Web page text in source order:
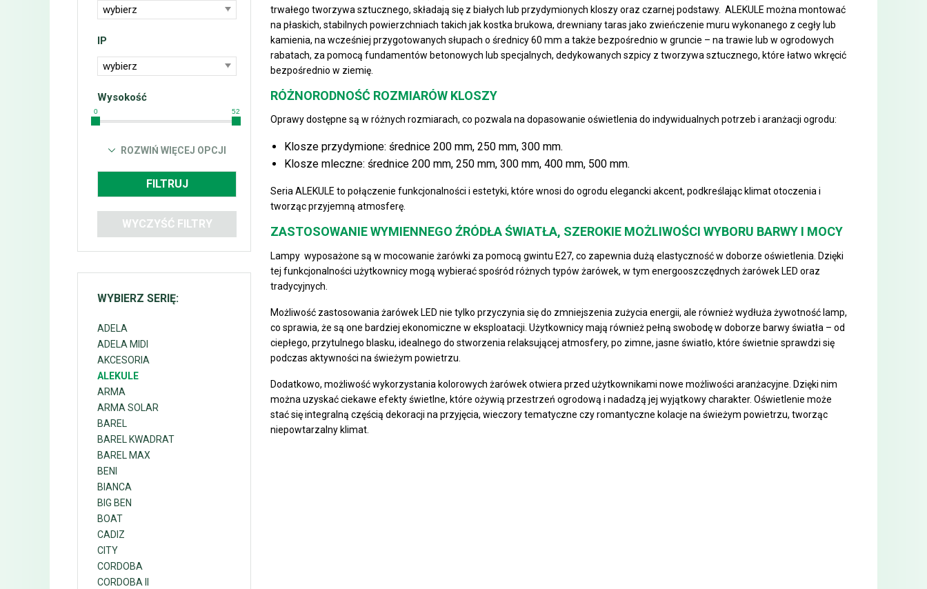
wybierz
IP
wybierz
Wysokość
0 52
ROZWIŃ WIĘCEJ OPCJI
FILTRUJ
WYCZYŚĆ FILTRY
WYBIERZ SERIĘ:
ADELA
ADELA MIDI
AKCESORIA
ALEKULE
ARMA
ARMA SOLAR
BAREL
BAREL KWADRAT
BAREL MAX
BENI
BIANCA
BIG BEN
BOAT
CADIZ
CITY
CORDOBA
CORDOBA II
trwałego tworzywa sztucznego, składają się z białych lub przydymionych kloszy oraz czarnej podstawy. ALEKULE można montować
na płaskich, stabilnych powierzchniach takich jak kostka brukowa, drewniany taras jako zwieńczenie muru wykonanego z cegły lub
kamienia, na wcześniej przygotowanych słupach o średnicy 60 mm a także bezpośrednio w gruncie – na trawie lub w ogrodowych
rabatach, za pomocą fundamentów betonowych lub specjalnych, dedykowanych szpicy z tworzywa sztucznego, które łatwo wkręcić
bezpośrednio w ziemię.
RÓŻNORODNOŚĆ ROZMIARÓW KLOSZY
Oprawy dostępne są w różnych rozmiarach, co pozwala na dopasowanie oświetlenia do indywidualnych potrzeb i aranżacji ogrodu:
Klosze przydymione: średnice 200 mm, 250 mm, 300 mm.
Klosze mleczne: średnice 200 mm, 250 mm, 300 mm, 400 mm, 500 mm.
Seria ALEKULE to połączenie funkcjonalności i estetyki, które wnosi do ogrodu elegancki akcent, podkreślając klimat otoczenia i
tworząc przyjemną atmosferę.
ZASTOSOWANIE WYMIENNEGO ŹRÓDŁA ŚWIATŁA, SZEROKIE MOŻLIWOŚCI WYBORU BARWY I MOCY
Lampy wyposażone są w mocowanie żarówki za pomocą gwintu E27, co zapewnia dużą elastyczność w doborze oświetlenia. Dzięki
tej funkcjonalności użytkownicy mogą wybierać spośród różnych typów żarówek, w tym energooszczędnych żarówek LED oraz
tradycyjnych.
Możliwość zastosowania żarówek LED nie tylko przyczynia się do zmniejszenia zużycia energii, ale również wydłuża żywotność lamp,
co sprawia, że są one bardziej ekonomiczne w eksploatacji. Użytkownicy mają również pełną swobodę w doborze barwy światła – od
ciepłego, przytulnego blasku, idealnego do stworzenia relaksującej atmosfery, po zimne, jasne światło, które świetnie sprawdzi się
podczas aktywności na świeżym powietrzu.
Dodatkowo, możliwość wykorzystania kolorowych żarówek otwiera przed użytkownikami nowe możliwości aranżacyjne. Dzięki nim
można uzyskać ciekawe efekty świetlne, które ożywią przestrzeń ogrodową i nadadzą jej wyjątkowy charakter. Oświetlenie może
stać się integralną częścią dekoracji na przyjęcia, wieczory tematyczne czy romantyczne kolacje na świeżym powietrzu, tworząc
niepowtarzalny klimat.